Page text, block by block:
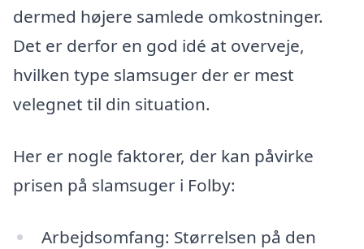
dermed højere samlede omkostninger.
Det er derfor en god idé at overveje,
hvilken type slamsuger der er mest
velegnet til din situation.
Her er nogle faktorer, der kan påvirke
prisen på slamsuger i Folby:
Arbejdsomfang: Størrelsen på den